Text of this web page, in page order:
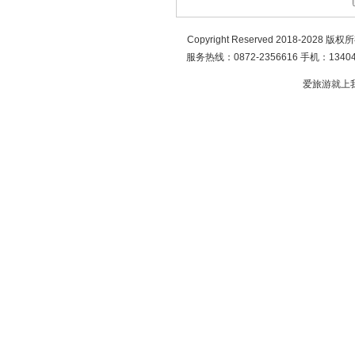
Copyright Reserved 2018-2028 版权
服务热线：0872-2356616 手机：
爱旅游就上